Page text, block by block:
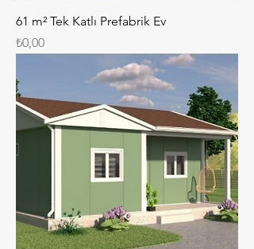
61 m² Tek Katlı Prefabrik Ev
Fiyat
₺0,00